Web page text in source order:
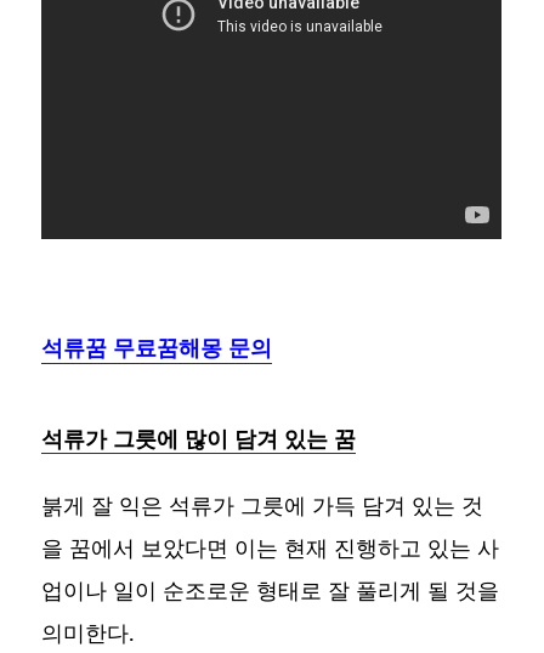
석류꿈 무료꿈해몽 문의
석류가 그릇에 많이 담겨 있는 꿈
붉게 잘 익은 석류가 그릇에 가득 담겨 있는 것
을 꿈에서 보았다면 이는 현재 진행하고 있는 사
업이나 일이 순조로운 형태로 잘 풀리게 될 것을
의미한다.